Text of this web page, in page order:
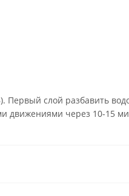
Первый слой разбавить
движениями через 10-15